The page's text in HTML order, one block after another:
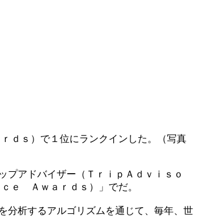
ｄｓ）で１位にランクインした。（写真
アドバイザー（ＴｒｉｐＡｄｖｉｓｏ
ｅ Ａｗａｒｄｓ）」でだ。
分析するアルゴリズムを通じて、毎年、世